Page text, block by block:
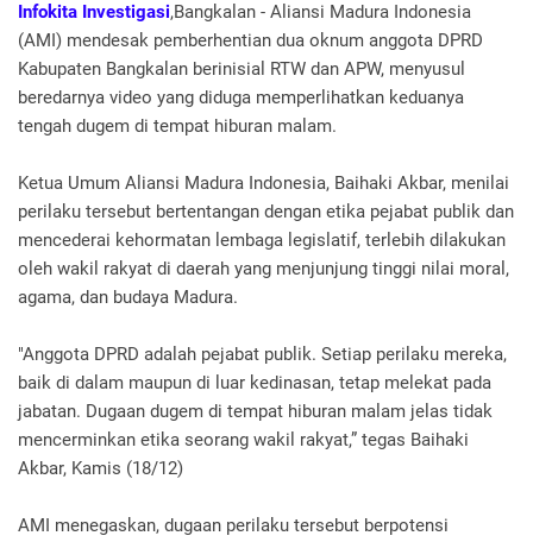
Infokita Investigasi,Bangkalan - Aliansi Madura Indonesia
(AMI) mendesak pemberhentian dua oknum anggota DPRD
Kabupaten Bangkalan berinisial RTW dan APW, menyusul
beredarnya video yang diduga memperlihatkan keduanya
tengah dugem di tempat hiburan malam.
Ketua Umum Aliansi Madura Indonesia, Baihaki Akbar, menilai
perilaku tersebut bertentangan dengan etika pejabat publik dan
mencederai kehormatan lembaga legislatif, terlebih dilakukan
oleh wakil rakyat di daerah yang menjunjung tinggi nilai moral,
agama, dan budaya Madura.
"Anggota DPRD adalah pejabat publik. Setiap perilaku mereka,
baik di dalam maupun di luar kedinasan, tetap melekat pada
jabatan. Dugaan dugem di tempat hiburan malam jelas tidak
mencerminkan etika seorang wakil rakyat,” tegas Baihaki
Akbar, Kamis (18/12)
AMI menegaskan, dugaan perilaku tersebut berpotensi